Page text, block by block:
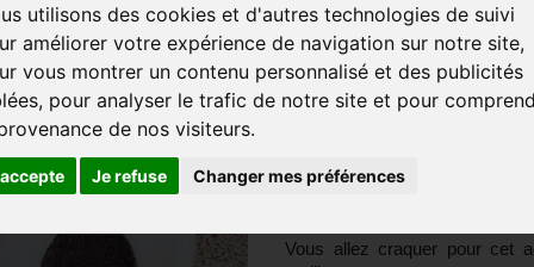
utilisons des cookies et d'autres technologies de suivi
améliorer votre expérience de navigation sur notre site,
vous montrer un contenu personnalisé et des publicités
pour analyser le trafic de notre site et pour
de nos visiteurs.
Je refuse Changer mes préférences
DÉFAUTS OFFRE PEIGNOIRS DUO
LINGE DE BAIN
MARQUES PROFESSIONNELS
et serviettes de bain enfant > Drap de douche Bobby l'Ours
70X130CM
Vous allez craquer pour cet